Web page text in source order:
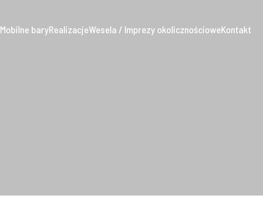
Mobilne baryRealizacjeWesela / Imprezy okolicznościoweKontakt